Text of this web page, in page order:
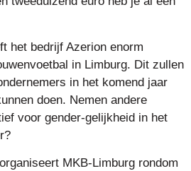
het bedrijf Azerion enorm
in Limburg. Dit zullen
in het komend jaar
doen. Nemen andere
voor gender-gelijkheid in het
MKB-Limburg rondom